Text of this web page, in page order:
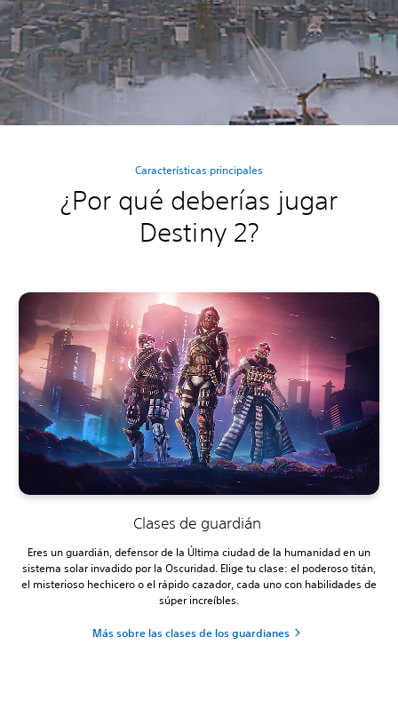
Características principales
¿Por qué deberías jugar
Destiny 2?
Clases de guardián
Eres un guardián, defensor de la Última ciudad de la humanidad en un
sistema solar invadido por la Oscuridad. Elige tu clase: el poderoso titán,
el misterioso hechicero o el rápido cazador, cada uno con habilidades de
súper increíbles.
Más sobre las clases de los guardianes